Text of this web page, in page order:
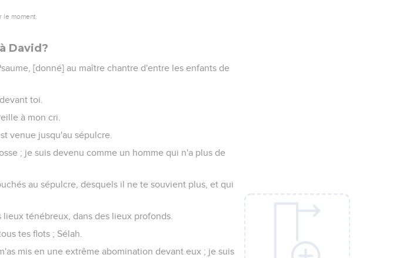
moment.
David?
[donné] au maître chantre d'entre les enfants de
toi.
à mon cri.
venue jusqu'au sépulcre.
; je suis devenu comme un homme qui n'a plus de
au sépulcre, desquels il ne te souvient plus, et qui
lieux ténébreux, dans des lieux profonds.
tes flots ; Sélah.
mis en une extrême abomination devant eux ; je suis